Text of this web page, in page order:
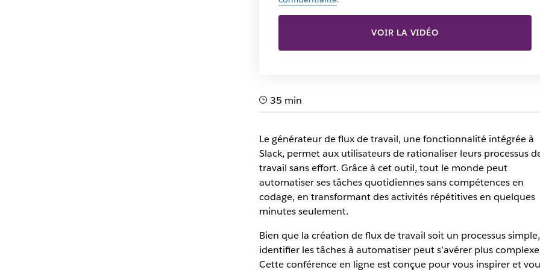
VOIR LA VIDÉO
35 min
Le générateur de flux de travail, une fonctionnalité intégrée à
Slack, permet aux utilisateurs de rationaliser leurs processus
travail sans effort. Grâce à cet outil, tout le monde peut
automatiser ses tâches quotidiennes sans compétences en
codage, en transformant des activités répétitives en quelques
minutes seulement.
Bien que la création de flux de travail soit un processus simple,
identifier les tâches à automatiser peut s’avérer plus
Cette conférence en ligne est conçue pour vous inspirer et